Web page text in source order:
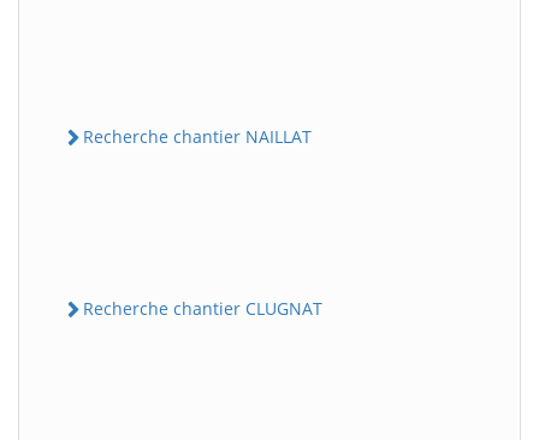
Recherche chantier NAILLAT
Recherche chantier CLUGNAT